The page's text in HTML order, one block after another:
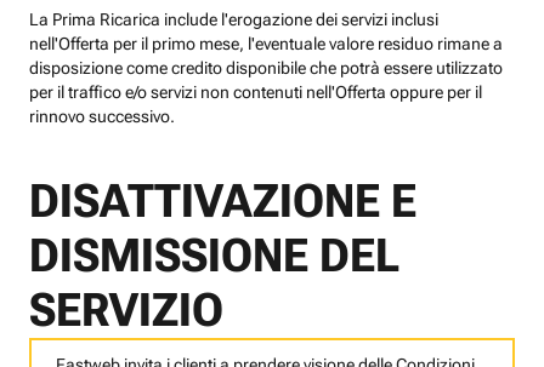
La Prima Ricarica include l'erogazione dei servizi inclusi
nell'Offerta per il primo mese, l'eventuale valore residuo rimane a
disposizione come credito disponibile che potrà essere utilizzato
per il traffico e/o servizi non contenuti nell'Offerta oppure per il
rinnovo successivo.
DISATTIVAZIONE E
DISMISSIONE DEL
SERVIZIO